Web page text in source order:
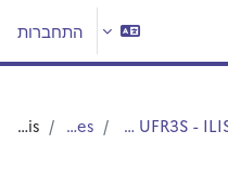
התחברות
Département UFR3S - ILIS
Langues
Français